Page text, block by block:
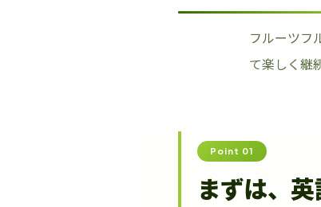
フルーツフ
て楽しく継
Point 01
まずは、